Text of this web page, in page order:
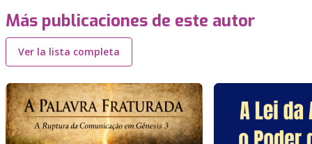
Más publicaciones de este autor
Ver la lista completa